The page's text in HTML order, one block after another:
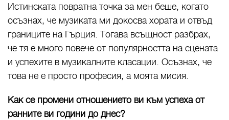
Истинската повратна точка за мен беше, когато
осъзнах, че музиката ми докосва хората и отвъд
границите на Гърция. Тогава всъщност разбрах,
че тя е много повече от популярността на сцената
и успехите в музикалните класации. Осъзнах, че
това не е просто професия, а моята мисия.
Как се промени отношението ви към успеха от
ранните ви години до днес?